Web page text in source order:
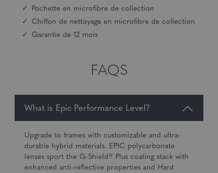
Pochette en microfibre de collection
Chiffon de nettoyage en microfibre de collection
Garantie de 12 mois
FAQS
What is Epic Performance Level?
Upgrade to frames with customizable and ultra-
durable hybrid materials. EPIC polycarbonate
lenses sport the G-Shield® Plus coating stack with
enhanced anti-reflective properties and Hard